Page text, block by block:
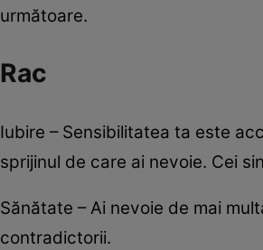
următoare.
Rac
Iubire – Sensibilitatea ta este
sprijinul de care ai nevoie. Cei
Sănătate – Ai nevoie de mai
contradictorii.